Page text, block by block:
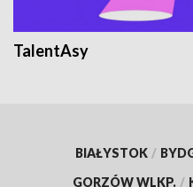
TalentAsy
BIAŁYSTOK /
GORZÓW WLKP. /